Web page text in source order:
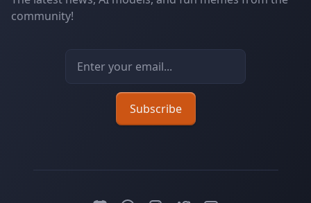
community!
Email address
Subscribe